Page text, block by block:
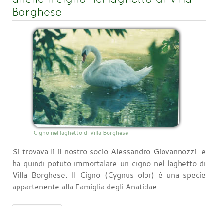
Borghese
Cigno nel laghetto di Villa Borghese
Si trovava lì il nostro socio Alessandro Giovannozzi e
ha quindi potuto immortalare un cigno nel laghetto di
Villa Borghese. Il Cigno (Cygnus olor) è una specie
appartenente alla Famiglia degli Anatidae.